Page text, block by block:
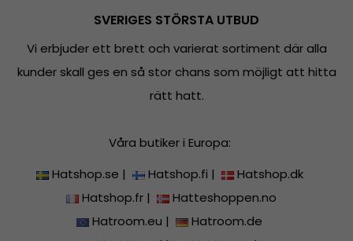
SVERIGES STÖRSTA UTBUD
Vi erbjuder ett brett och varierat sortiment där alla
kunder skall ges en så stor chans som möjligt att hitta
rätt hatt.
Våra butiker i Europa:
Hatshop.se | Hatshop.fi |
Hatshop.dk
Hatshop.fr|
Hatteshoppen.no
Hatroom.eu |
Hatroom.de